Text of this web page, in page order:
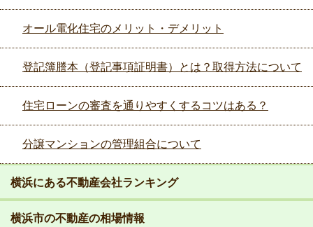
オール電化住宅のメリット・デメリット
登記簿謄本（登記事項証明書）とは？取得方法について
住宅ローンの審査を通りやすくするコツはある？
分譲マンションの管理組合について
横浜にある不動産会社ランキング
横浜市の不動産の相場情報